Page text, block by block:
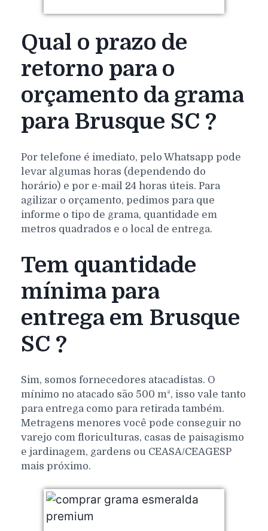
Qual o prazo de
retorno para o
orçamento da grama
para Brusque SC ?
Por telefone é imediato, pelo Whatsapp pode
levar algumas horas (dependendo do
horário) e por e-mail 24 horas úteis. Para
agilizar o orçamento, pedimos para que
informe o tipo de grama, quantidade em
metros quadrados e o local de entrega.
Tem quantidade
mínima para
entrega em Brusque
SC ?
Sim, somos fornecedores atacadistas. O
mínimo no atacado são 500 m², isso vale tanto
para entrega como para retirada também.
Metragens menores você pode conseguir no
varejo com floriculturas, casas de paisagismo
e jardinagem, gardens ou CEASA/CEAGESP
mais próximo.